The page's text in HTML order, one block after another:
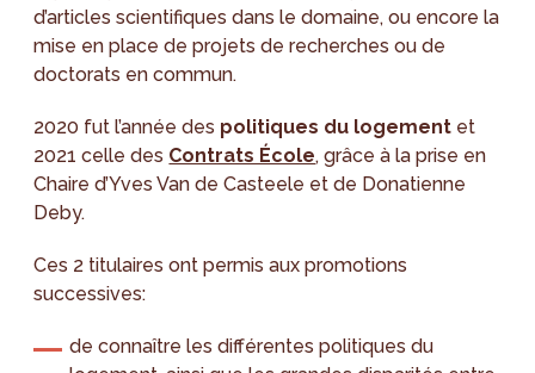
d’articles scientifiques dans le domaine, ou encore la
mise en place de projets de recherches ou de
doctorats en commun.
2020 fut l’année des politiques du logement et
2021 celle des Contrats École, grâce à la prise en
Chaire d’Yves Van de Casteele et de Donatienne
Deby.
Ces 2 titulaires ont permis aux promotions
successives:
de connaître les différentes politiques du